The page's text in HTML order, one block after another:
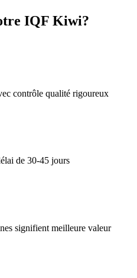
IQF Kiwi?
contrôle qualité rigoureux
de 30-45 jours
signifient meilleure valeur